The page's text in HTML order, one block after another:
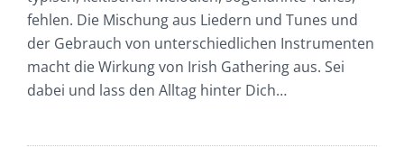
fehlen. Die Mischung aus Liedern und Tunes und
der Gebrauch von unterschiedlichen Instrumenten
macht die Wirkung von Irish Gathering aus. Sei
dabei und lass den Alltag hinter Dich…